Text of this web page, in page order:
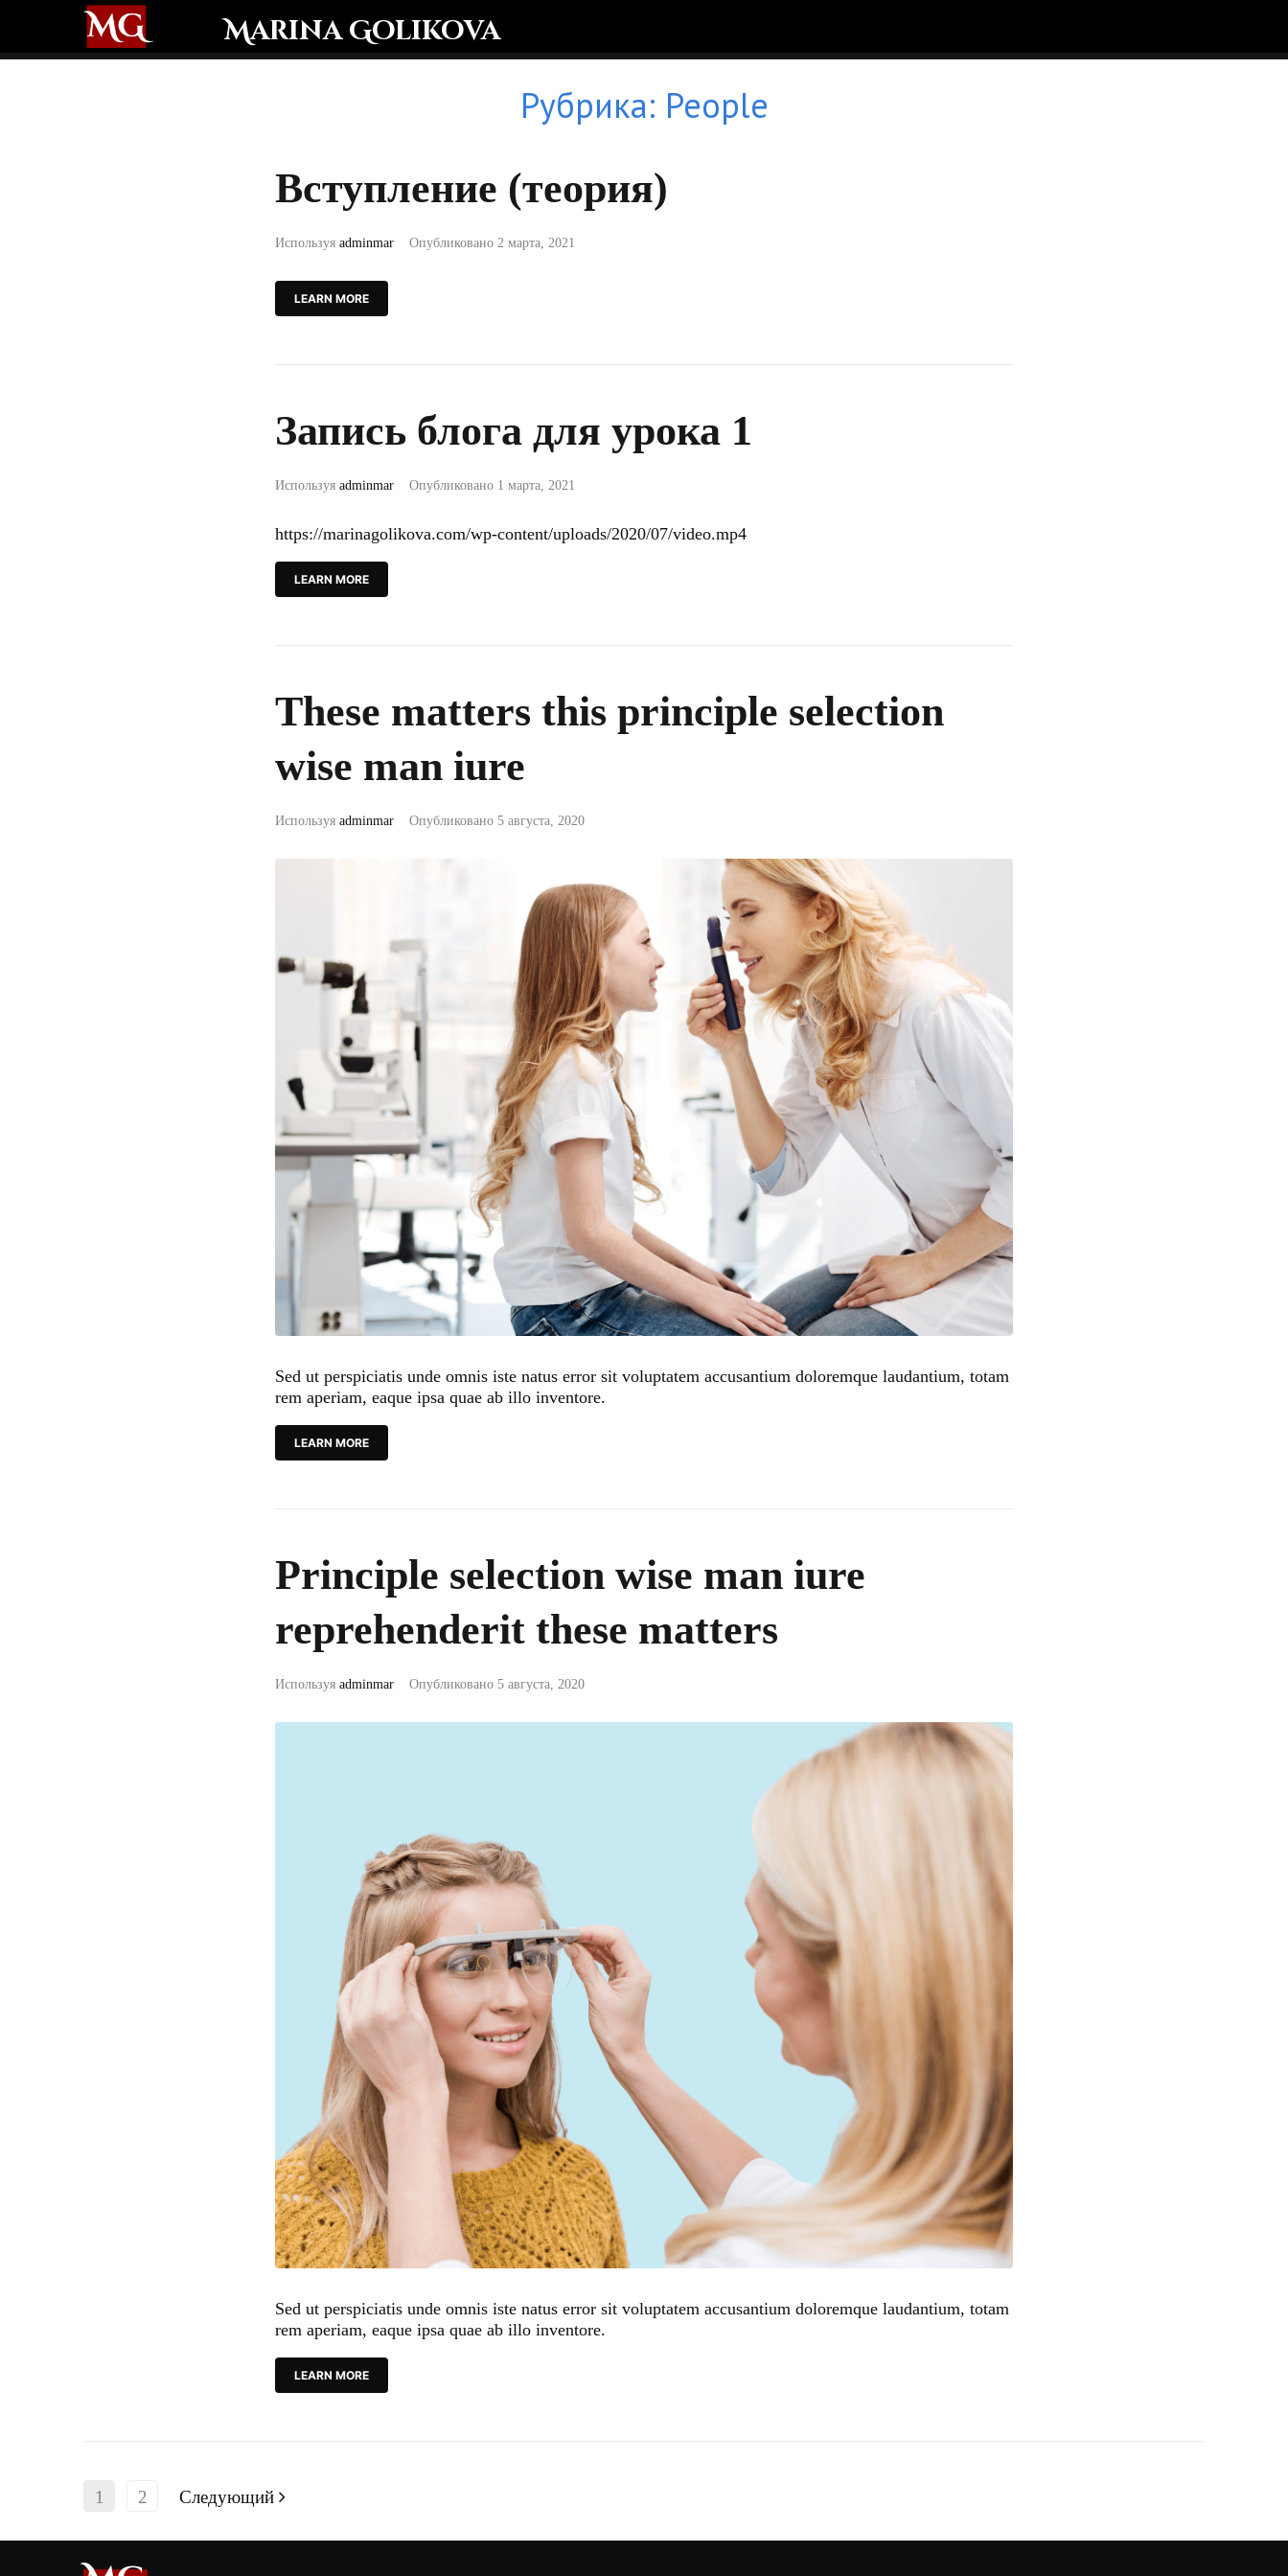
Marina Golikova
Рубрика: People
Вступление (теория)
Используя adminmar Опубликовано 2 марта, 2021
LEARN MORE
Запись блога для урока 1
Используя adminmar Опубликовано 1 марта, 2021
https://marinagolikova.com/wp-content/uploads/2020/07/video.mp4
LEARN MORE
These matters this principle selection
wise man iure
Используя adminmar Опубликовано 5 августа, 2020
Sed ut perspiciatis unde omnis iste natus error sit voluptatem accusantium doloremque laudantium, totam
rem aperiam, eaque ipsa quae ab illo inventore.
LEARN MORE
Principle selection wise man iure
reprehenderit these matters
Используя adminmar Опубликовано 5 августа, 2020
Sed ut perspiciatis unde omnis iste natus error sit voluptatem accusantium doloremque laudantium, totam
rem aperiam, eaque ipsa quae ab illo inventore.
LEARN MORE
1 2 Следующий